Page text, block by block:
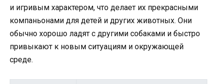
и игривым характером, что делает их прекрасными
компаньонами для детей и других животных. Они
обычно хорошо ладят с другими собаками и быстро
привыкают к новым ситуациям и окружающей
среде.